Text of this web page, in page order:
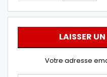
LAISSER
Votre adresse